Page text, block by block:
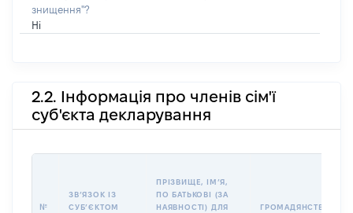
знищення"?
Ні
2.2. Інформація про членів сім'ї
суб'єкта декларування
№
ЗВʼЯЗОК ІЗ
СУБʼЄКТОМ
ПРІЗВИЩЕ, ІМʼЯ,
ПО БАТЬКОВІ (ЗА
НАЯВНОСТІ) ДЛЯ
ГРОМАДЯНСТВО